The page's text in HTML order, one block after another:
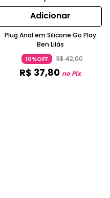
Adicionar
Plug Anal em Silicone Go Play
Ben Lilás
10%OFF R$42,00
R$ 37,80 no Pix